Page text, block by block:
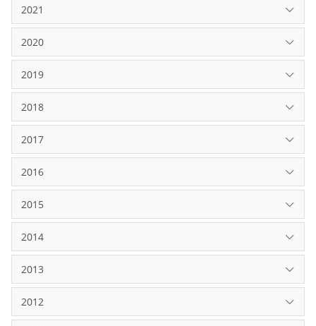
2021
2020
2019
2018
2017
2016
2015
2014
2013
2012